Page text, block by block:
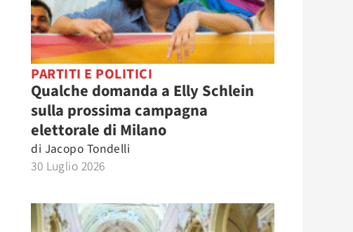
PARTITI E POLITICI
Qualche domanda a Elly Schlein
sulla prossima campagna
elettorale di Milano
di Jacopo Tondelli
30 Luglio 2026